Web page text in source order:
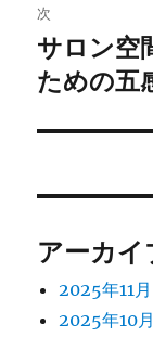
ー
シ
次
次
の
稿:
サロン空
ための五
アーカイ
2025年11月
2025年10月